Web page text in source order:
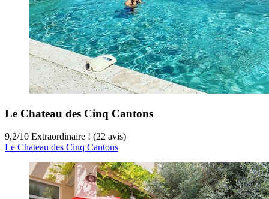
Le Chateau des Cinq Cantons
9,2/10 Extraordinaire ! (22 avis)
Le Chateau des Cinq Cantons